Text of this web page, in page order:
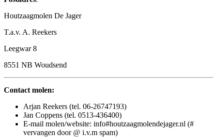
Houtzaagmolen De Jager
T.a.v. A. Reekers
Leegwar 8
8551 NB Woudsend
Contact molen:
Arjan Reekers (tel. 06-26747193)
Jan Coppens (tel. 0513-436400)
E-mail molen/website: info#houtzaagmolendejager.nl (#
vervangen door @ i.v.m spam)